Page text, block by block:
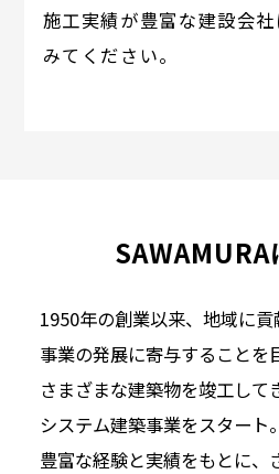
施工実績が豊富な建設会
みてください。
1950年の創業以来、地域に
事業の発展に寄与することを
さまざまな建築物を竣工して
システム建築事業をスタート。
豊富な経験と実績をもとに、